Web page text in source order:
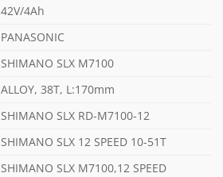
42V/4Ah
PANASONIC
SHIMANO SLX M7100
ALLOY, 38T, L:170mm
SHIMANO SLX RD-M7100-12
SHIMANO SLX 12 SPEED 10-51T
SHIMANO SLX M7100,12 SPEED